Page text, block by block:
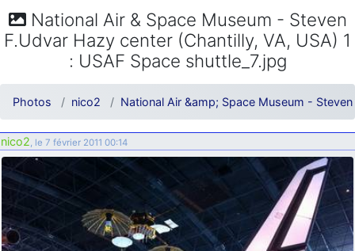
paxwax: Super, la nouvelle bannière
: je suis un avion@,._,+ > lesquels ? je ne suis pas sûr de
bien sûr que oui !
je suis un avion@,._,+: Bonjour je viens d'arriver il y a quelques
moi et quelques avions n'ont pas les mêmes noms qu'aujourd'hui
ouakamois
: Bonjourà toutes et à tous.en espérantque ces
quelques images du Pays Basque vous auront plu ; Agur…
d9pouces : Je me rattraperai à la Ferté samedi
d9pouces : Malheureusement non un peu trop loin pour moi !
National Air & Space Museum - Steven
F.Udvar Hazy center (Chantilly, VA, USA) 1
: USAF Space shuttle_7.jpg
Photos nico2 National Air &amp; Space Museum -
nico2, le 7 février 2011 00:14